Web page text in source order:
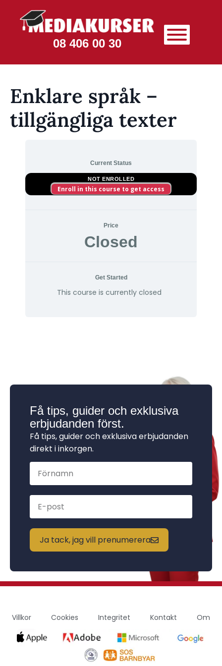
08 406 00 30
Enklare språk –
tillgängliga texter
Current Status
NOT ENROLLED
Enroll in this course to get access
Price
Closed
Get Started
This course is currently closed
Få tips, guider och exklusiva
erbjudanden först.
Få tips, guider och exklusiva erbjudanden
direkt i inkorgen.
Ja tack, jag vill prenumerera
Villkor Cookies Integritet Kontakt Om